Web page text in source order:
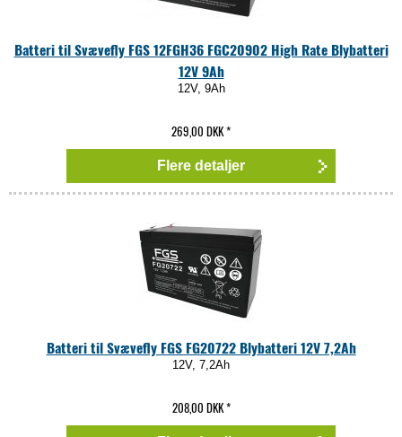
Batteri til Svævefly FGS 12FGH36 FGC20902 High Rate Blybatteri
12V 9Ah
12V, 9Ah
269,00 DKK*
Flere detaljer
Batteri til Svævefly FGS FG20722 Blybatteri 12V 7,2Ah
12V, 7,2Ah
208,00 DKK*